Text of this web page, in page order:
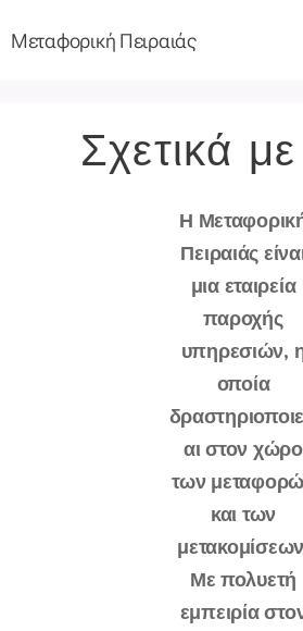
Μεταφορική Πειραιάς
Σχετικά
Η
Πειραιάς
μια εταιρεία
παροχής
υπηρεσιών,
οποία
αι στον χώρο
των
και των
Με πολυετή
εμπειρία